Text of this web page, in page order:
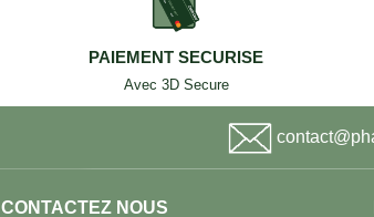
PAIEMENT SECURISE
Avec 3D Secure
CONTACTEZ NOUS